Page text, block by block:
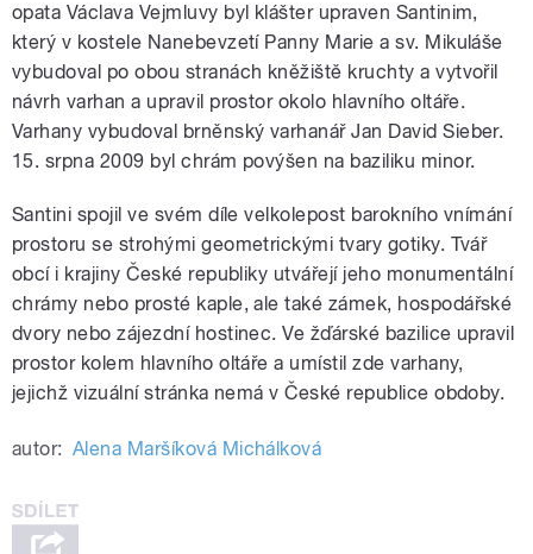
opata Václava Vejmluvy byl klášter upraven Santinim,
který v kostele Nanebevzetí Panny Marie a sv. Mikuláše
vybudoval po obou stranách kněžiště kruchty a vytvořil
návrh varhan a upravil prostor okolo hlavního oltáře.
Varhany vybudoval brněnský varhanář Jan David Sieber.
15. srpna 2009 byl chrám povýšen na baziliku minor.
Santini spojil ve svém díle velkolepost barokního vnímání
prostoru se strohými geometrickými tvary gotiky. Tvář
obcí i krajiny České republiky utvářejí jeho monumentální
chrámy nebo prosté kaple, ale také zámek, hospodářské
dvory nebo zájezdní hostinec. Ve žďárské bazilice upravil
prostor kolem hlavního oltáře a umístil zde varhany,
jejichž vizuální stránka nemá v České republice obdoby.
autor: Alena Maršíková Michálková